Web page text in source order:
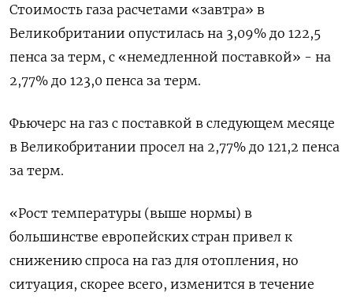
Стоимость газа расчетами «завтра» в
Великобритании опустилась на 3,09% до 122,5
пенса за терм, с «немедленной поставкой» - на
2,77% до 123,0 пенса за терм.
Фьючерс на газ с поставкой в следующем месяце
в Великобритании просел на 2,77% до 121,2 пенса
за терм.
«Рост температуры (выше нормы) в
большинстве европейских стран привел к
снижению спроса на газ для отопления, но
ситуация, скорее всего, изменится в течение